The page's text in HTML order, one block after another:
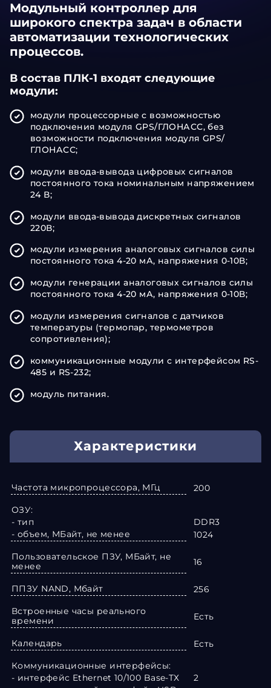
Модульный контроллер для
широкого спектра задач в области
автоматизации технологических
процессов.
В состав ПЛК-1 входят следующие
модули:
модули процессорные с возможностью
подключения модуля GPS/ГЛОНАСС, без
возможности подключения модуля GPS/
ГЛОНАСС;
модули ввода-вывода цифровых сигналов
постоянного тока номинальным напряжением
24 В;
модули ввода-вывода дискретных сигналов
220В;
модули измерения аналоговых сигналов силы
постоянного тока 4-20 мА, напряжения 0-10В;
модули генерации аналоговых сигналов силы
постоянного тока 4-20 мА, напряжения 0-10В;
модули измерения сигналов с датчиков
температуры (термопар, термометров
сопротивления);
коммуникационные модули с интерфейсом RS-
485 и RS-232;
модуль питания.
Характеристики
Частота микропроцессора, МГц
200
ОЗУ:
- тип
DDR3
- объем, МБайт, не менее
1024
Пользовательское ПЗУ, МБайт, не
менее
16
ППЗУ NAND, Мбайт
256
Встроенные часы реального
времени
Есть
Календарь
Есть
Коммуникационные интерфейсы:
- интерфейс Ethernet 10/100 Base-TХ
2